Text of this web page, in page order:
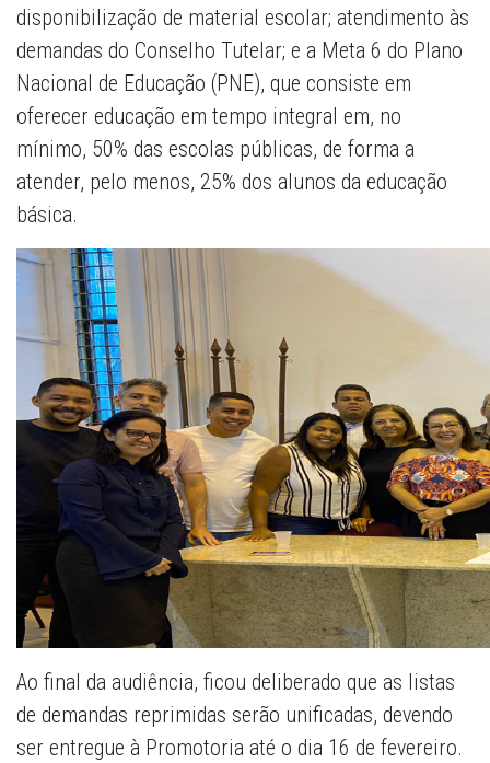
disponibilização de material escolar; atendimento às
demandas do Conselho Tutelar; e a Meta 6 do Plano
Nacional de Educação (PNE), que consiste em
oferecer educação em tempo integral em, no
mínimo, 50% das escolas públicas, de forma a
atender, pelo menos, 25% dos alunos da educação
básica.
Ao final da audiência, ficou deliberado que as listas
de demandas reprimidas serão unificadas, devendo
ser entregue à Promotoria até o dia 16 de fevereiro.